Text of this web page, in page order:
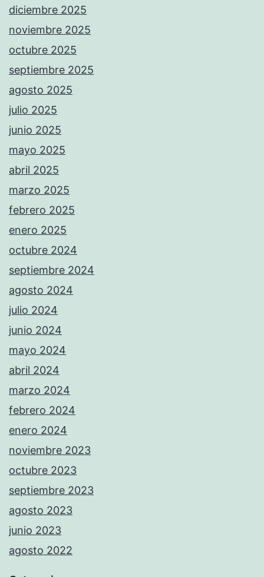
diciembre 2025
noviembre 2025
octubre 2025
septiembre 2025
agosto 2025
julio 2025
junio 2025
mayo 2025
abril 2025
marzo 2025
febrero 2025
enero 2025
octubre 2024
septiembre 2024
agosto 2024
julio 2024
junio 2024
mayo 2024
abril 2024
marzo 2024
febrero 2024
enero 2024
noviembre 2023
octubre 2023
septiembre 2023
agosto 2023
junio 2023
agosto 2022